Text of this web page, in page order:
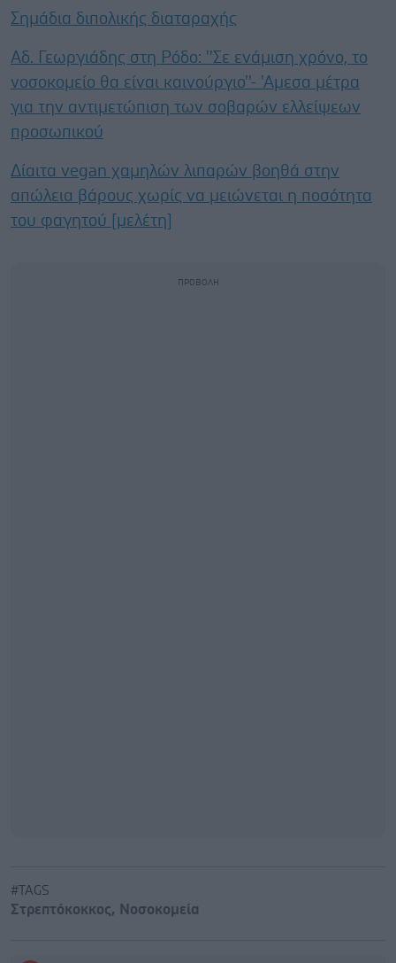
Σημάδια διπολικής διαταραχής
Αδ. Γεωργιάδης στη Ρόδο: ''Σε ενάμιση χρόνο, το
νοσοκομείο θα είναι καινούργιο''- 'Αμεσα μέτρα
για την αντιμετώπιση των σοβαρών ελλείψεων
προσωπικού
Δίαιτα vegan χαμηλών λιπαρών βοηθά στην
απώλεια βάρους χωρίς να μειώνεται η ποσότητα
του φαγητού [μελέτη]
#TAGS
Στρεπτόκοκκος, Νοσοκομεία